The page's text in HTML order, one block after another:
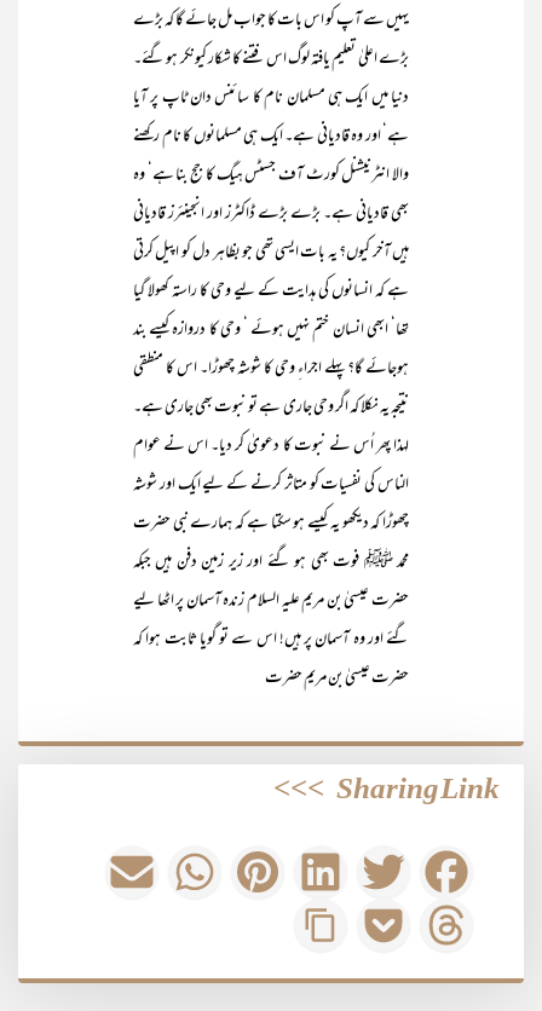
یہیں سے آپ کو اس بات کا جواب مل جائے گا کہ بڑے
بڑے اعلیٰ تعلیم یافتہ لوگ اس فتنے کا شکار کیونکر ہو گئے۔
دنیا میں ایک ہی مسلمان نام کا سائنس دان ٹاپ پر آیا
ہے‘ اور وہ قادیانی ہے۔ ایک ہی مسلمانوں کا نام رکھنے
والا انٹرنیشنل کورٹ آف جسٹس ہیگ کا جج بنا ہے‘ وہ
بھی قادیانی ہے۔ بڑے بڑے ڈاکٹرز اور انجینئرز قادیانی
ہیں آخر کیوں؟ یہ بات ایسی تھی جو بظاہر دل کو اپیل کرتی
ہے کہ انسانوں کی ہدایت کے لیے وحی کا راستہ کھولا گیا
تھا‘ ابھی انسان ختم نہیں ہوئے ‘ وحی کا دروازہ کیسے بند
ہوجائے گا؟ پہلے اجراءِ وحی کا شوشہ چھوڑا۔ اس کا منطقی
نتیجہ یہ نکلا کہ اگر وحی جاری ہے تو نبوت بھی جاری ہے۔
لہذا پھر اُس نے نبوت کا دعویٰ کر دیا۔ اس نے عوام
الناس کی نفسیات کو متاثر کرنے کے لیے ایک اور شوشہ
چھوڑا کہ دیکھو یہ کیسے ہو سکتا ہے کہ ہمارے نبی حضرت
محمد ﷺ فوت بھی ہو گئے اور زیر زمین دفن ہیں جبکہ
حضرت عیسیٰ بن مریم علیہ السلام زندہ آسمان پر اٹھا لیے
گئے اور وہ آسمان پر ہیں! اس سے تو گویا ثابت ہوا کہ
حضرت عیسیٰ بن مریم حضرت
Sharing Link
>>>